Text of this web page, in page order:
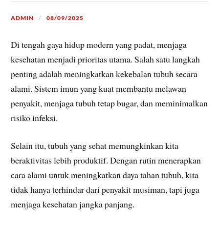
ADMIN 08/09/2025
Di tengah gaya hidup modern yang padat, menjaga
kesehatan menjadi prioritas utama. Salah satu langkah
penting adalah meningkatkan kekebalan tubuh secara
alami. Sistem imun yang kuat membantu melawan
penyakit, menjaga tubuh tetap bugar, dan meminimalkan
risiko infeksi.
Selain itu, tubuh yang sehat memungkinkan kita
beraktivitas lebih produktif. Dengan rutin menerapkan
cara alami untuk meningkatkan daya tahan tubuh, kita
tidak hanya terhindar dari penyakit musiman, tapi juga
menjaga kesehatan jangka panjang.